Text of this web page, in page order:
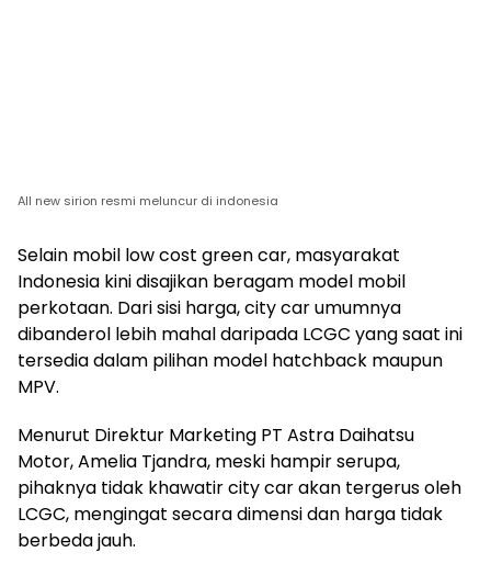
All new sirion resmi meluncur di indonesia
Selain mobil low cost green car, masyarakat
Indonesia kini disajikan beragam model mobil
perkotaan. Dari sisi harga, city car umumnya
dibanderol lebih mahal daripada LCGC yang saat ini
tersedia dalam pilihan model hatchback maupun
MPV.
Menurut Direktur Marketing PT Astra Daihatsu
Motor, Amelia Tjandra, meski hampir serupa,
pihaknya tidak khawatir city car akan tergerus oleh
LCGC, mengingat secara dimensi dan harga tidak
berbeda jauh.